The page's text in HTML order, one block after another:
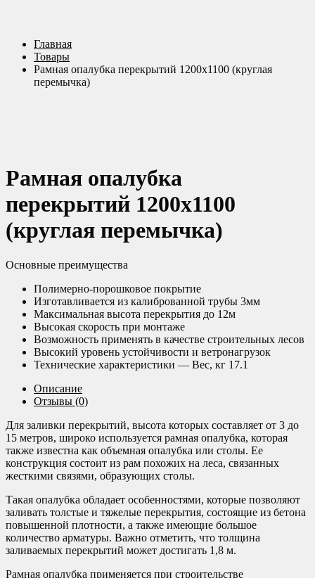
Главная
Товары
Рамная опалубка перекрытий 1200х1100 (круглая
перемычка)
Рамная опалубка
перекрытий 1200х1100
(круглая перемычка)
Основные преимущества
Полимерно-порошковое покрытие
Изготавливается из калиброванной трубы 3мм
Максимальная высота перекрытия до 12м
Высокая скорость при монтаже
Возможность применять в качестве строительных лесов
Высокий уровень устойчивости и ветронагрузок
Технические характеристики — Вес, кг 17.1
Описание
Отзывы (0)
Для заливки перекрытий, высота которых составляет от 3 до
15 метров, широко используется рамная опалубка, которая
также известна как объемная опалубка или столы. Ее
конструкция состоит из рам похожих на леса, связанных
жесткими связями, образующих столы.
Такая опалубка обладает особенностями, которые позволяют
заливать толстые и тяжелые перекрытия, состоящие из бетона
повышенной плотности, а также имеющие большое
количество арматуры. Важно отметить, что толщина
заливаемых перекрытий может достигать 1,8 м.
Рамная опалубка применяется при строительстве